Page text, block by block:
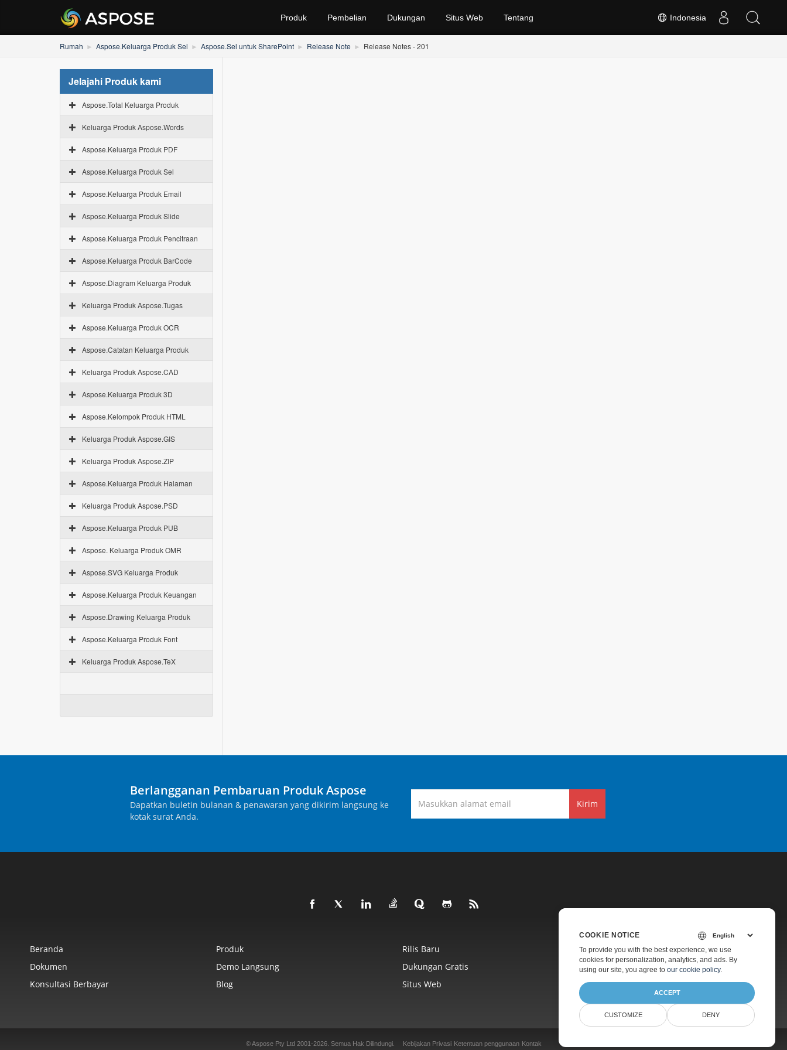
Indonesia
Produk Pembelian Dukungan Situs Web Tentang
Rumah Aspose.Keluarga Produk Sel Aspose.Sel untuk SharePoint Release Note Release Notes - 201
Jelajahi Produk kami
Aspose.Total Keluarga Produk
Keluarga Produk Aspose.Words
Aspose.Keluarga Produk PDF
Aspose.Keluarga Produk Sel
Aspose.Keluarga Produk Email
Aspose.Keluarga Produk Slide
Aspose.Keluarga Produk Pencitraan
Aspose.Keluarga Produk BarCode
Aspose.Diagram Keluarga Produk
Keluarga Produk Aspose.Tugas
Aspose.Keluarga Produk OCR
Aspose.Catatan Keluarga Produk
Keluarga Produk Aspose.CAD
Aspose.Keluarga Produk 3D
Aspose.Kelompok Produk HTML
Keluarga Produk Aspose.GIS
Keluarga Produk Aspose.ZIP
Aspose.Keluarga Produk Halaman
Keluarga Produk Aspose.PSD
Aspose.Keluarga Produk PUB
Aspose. Keluarga Produk OMR
Aspose.SVG Keluarga Produk
Aspose.Keluarga Produk Keuangan
Aspose.Drawing Keluarga Produk
Aspose.Keluarga Produk Font
Keluarga Produk Aspose.TeX
Berlangganan Pembaruan Produk Aspose
Dapatkan buletin bulanan & penawaran yang dikirim langsung ke
kotak surat Anda.
Kirim
Beranda Produk Rilis Baru
Harga
Dokumen
Demo Langsung Dukungan Gratis
Dukungan Berbayar
Konsultasi Berbayar
Blog Situs Web Tentang
© Aspose Pty Ltd 2001-2026. Semua Hak Dilindungi. Kebijakan Privasi Ketentuan penggunaan Kontak
COOKIE NOTICE
To provide you with the best experience, we use
cookies for personalization, analytics, and ads. By
using our site, you agree to our cookie policy.
ACCEPT
CUSTOMIZE DENY